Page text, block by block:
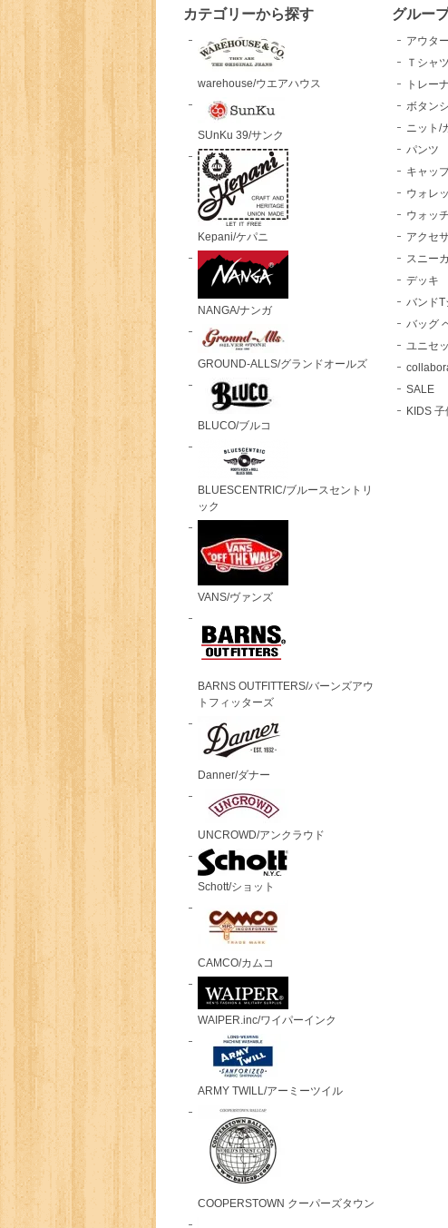
カテゴリーから探す
warehouse/ウエアハウス
SUnKu 39/サンク
Kepani/ケパニ
NANGA/ナンガ
GROUND-ALLS/グランドオールズ
BLUCO/ブルコ
BLUESCENTRIC/ブルースセントリ
ック
VANS/ヴァンズ
BARNS OUTFITTERS/バーンズアウ
トフィッターズ
Danner/ダナー
UNCROWD/アンクラウド
Schott/ショット
CAMCO/カムコ
WAIPER.inc/ワイパーインク
ARMY TWILL/アーミーツイル
COOPERSTOWN クーパーズタウン
グルー
アウタ
Ｔシャ
トレー
ボタン
ニット/
パンツ
キャッ
ウォレ
ウォッチ
アクセ
スニー
デッキ
バンド
バッグ
ユニセ
SALE
KIDS 子